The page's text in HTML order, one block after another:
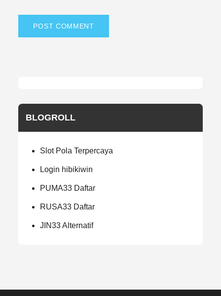
BLOGROLL
Slot Pola Terpercaya
Login hibikiwin
PUMA33 Daftar
RUSA33 Daftar
JIN33 Alternatif